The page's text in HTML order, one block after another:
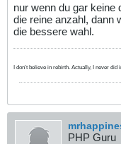
nur wenn du gar keine
die reine anzahl, dann
die bessere wahl.
I don't believe in rebirth. Actually, I never did
PHP Guru